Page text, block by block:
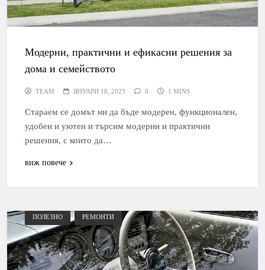
Модерни, практични и ефикасни решения за
дома и семейството
TEAM ЯНУАРИ 18, 2023 0 1 MINS
Стараем се домът ни да бъде модерен, функционален,
удобен и уютен и търсим модерни и практични
решения, с които да…
виж повече
ПОЛЕЗНО РЕМОНТИ